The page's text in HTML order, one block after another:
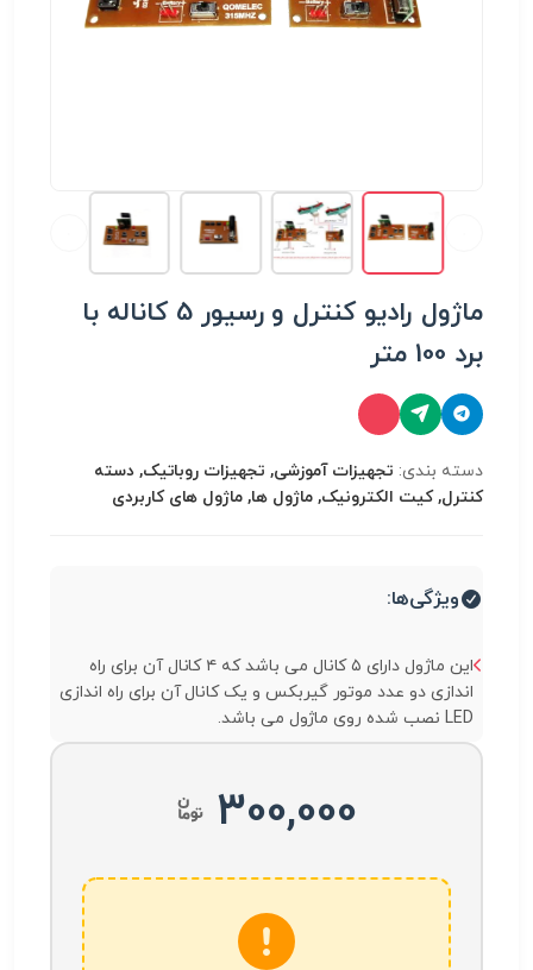
ماژول رادیو کنترل و رسیور 5 کاناله با
برد 100 متر
دسته بندی: تجهیزات آموزشی, تجهیزات روباتیک, دسته
کنترل, کیت الکترونیک, ماژول ها, ماژول های کاربردی
ویژگی‌ها:
این ماژول دارای ۵ کانال می باشد که ۴ کانال آن برای راه
اندازی دو عدد موتور گیربکس و یک کانال آن برای راه اندازی
LED نصب شده روی ماژول می باشد.
300,000